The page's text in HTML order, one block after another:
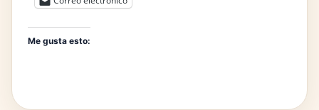
Me gusta esto: